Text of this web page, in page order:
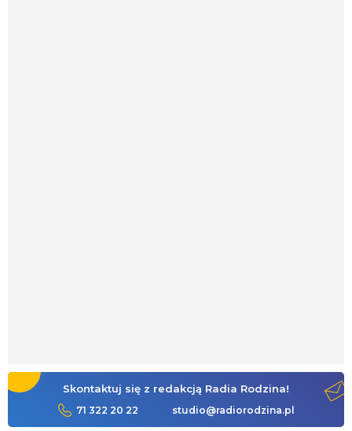
Skontaktuj się z redakcją Radia Rodzina!
71 322 20 22 studio@radiorodzina.pl